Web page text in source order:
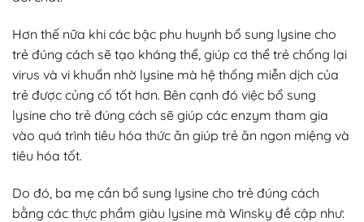
Hơn thế nữa khi các bậc phu huynh bổ sung lysine cho
trẻ đúng cách sẽ tạo kháng thể, giúp cơ thể trẻ chống lại
virus và vi khuẩn nhờ lysine mà hệ thống miễn dịch của
trẻ được củng cố tốt hơn. Bên cạnh đó việc bổ sung
lysine cho trẻ đúng cách sẽ giúp các enzym tham gia
vào quá trình tiêu hóa thức ăn giúp trẻ ăn ngon miệng và
tiêu hóa tốt.
Do đó, ba mẹ cần bổ sung lysine cho trẻ đúng cách
bằng các thực phẩm giàu lysine mà Winsky đề cập như: